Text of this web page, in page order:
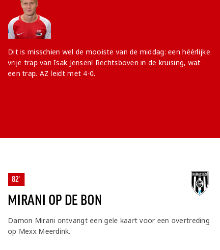
Dit is misschien wel de mooiste van de middag: een héérlijke
vrije trap van Isak Jensen! Rechtsboven in de kruising, wat
een trap. AZ leidt met 4-0.
82'
MIRANI OP DE BON
Damon Mirani ontvangt een gele kaart voor een overtreding
op Mexx Meerdink.